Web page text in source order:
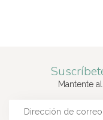
Mantente